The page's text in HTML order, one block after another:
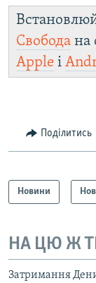
а
р
е
д
Свобода на
Apple і
Поділитись
Новини
НА ЦЮ Ж
Затримання